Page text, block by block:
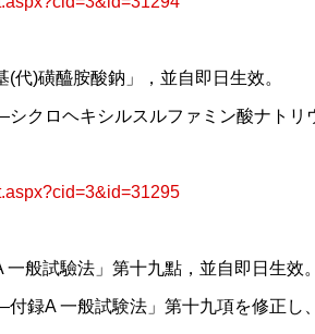
代)磺醯胺酸鈉」，並自即日生效。
クロヘキシルスルファミン酸ナトリ
般試驗法」第十九點，並自即日生效。
録A 一般試験法」第十九項を修正し